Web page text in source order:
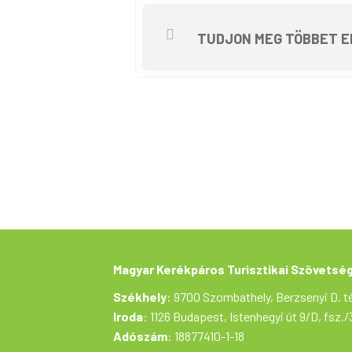
közelítik meg Dunaszeget.
A szervező a programváltoztatás
A túrán megfelelő műszaki
A túrán részt vevő minden
kapcsolódó regisztrációban
A túra részvételi díja 1000 forint,
TUDJON MEG TÖBBET
Magyar Kerékpáros Turisztikai
Székhely: 9700 Szombathely, Berzsenyi D.
Iroda: 1126 Budapest, Istenhegyi út 9/D, fsz./
Adószám: 18877410-1-18